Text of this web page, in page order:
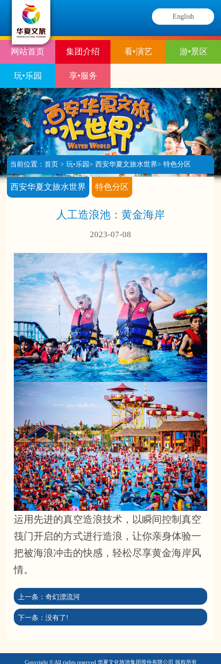
English
网站首页 集团介绍 看•演艺 游•景区
玩•乐园 享•服务
当前位置： 首页 > 玩•乐园 > 西安华夏文旅水世界> 特色分区
西安华夏文旅水世界 特色分区
人工造浪池：黄金海岸
2023-07-08
运用先进的真空造浪技术，以瞬间控制真空
筏门开启的方式进行造浪，让你亲身体验一
把被海浪冲击的快感，轻松尽享黄金海岸风
情。
上一条：奇幻漂流河
下一条：没有了!
Copyright © All rights reserved 华夏文化旅游集团股份有限公司 版权所有